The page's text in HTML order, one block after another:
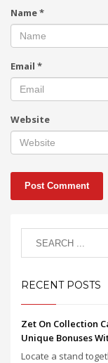
Name*
Email *
Website
RECENT POSTS
Zet On Collection
Unique Bonuses
Locate a stand